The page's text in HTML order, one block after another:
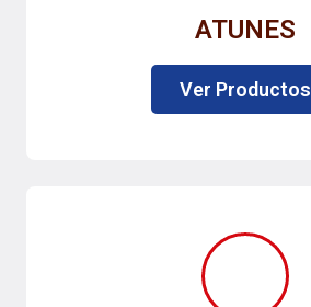
ATUNES
Ver Productos